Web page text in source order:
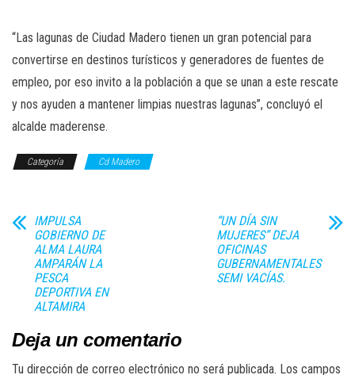
“Las lagunas de Ciudad Madero tienen un gran potencial para
convertirse en destinos turísticos y generadores de fuentes de
empleo, por eso invito a la población a que se unan a este rescate
y nos ayuden a mantener limpias nuestras lagunas”, concluyó el
alcalde maderense.
Categoría Cd Madero
IMPULSA
GOBIERNO DE
ALMA LAURA
AMPARÁN LA
PESCA
DEPORTIVA EN
ALTAMIRA
“UN DÍA SIN
MUJERES” DEJA
OFICINAS
GUBERNAMENTALES
SEMI VACÍAS.
Deja un comentario
Tu dirección de correo electrónico no será publicada. Los campos